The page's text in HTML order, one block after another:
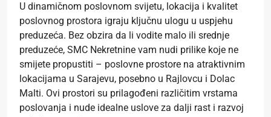
U dinamičnom poslovnom svijetu, lokacija i kvalitet
poslovnog prostora igraju ključnu ulogu u uspjehu
preduzeća. Bez obzira da li vodite malo ili srednje
preduzeće, SMC Nekretnine vam nudi prilike koje ne
smijete propustiti – poslovne prostore na atraktivnim
lokacijama u Sarajevu, posebno u Rajlovcu i Dolac
Malti. Ovi prostori su prilagođeni različitim vrstama
poslovanja i nude idealne uslove za dalji rast i razvoj